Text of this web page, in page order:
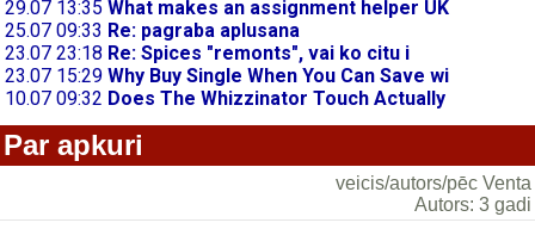
Par apkuri
veicis/autors/pēc Venta
Autors: 3 gadi